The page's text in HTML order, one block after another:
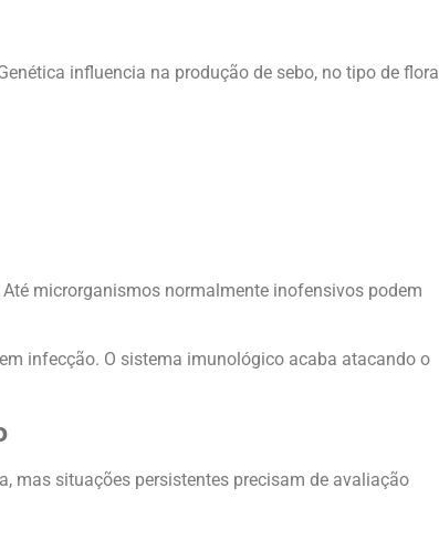
influencia na produção de sebo, no tipo de flora
microrganismos normalmente inofensivos podem
infecção. O sistema imunológico acaba atacando o
mas situações persistentes precisam de avaliação